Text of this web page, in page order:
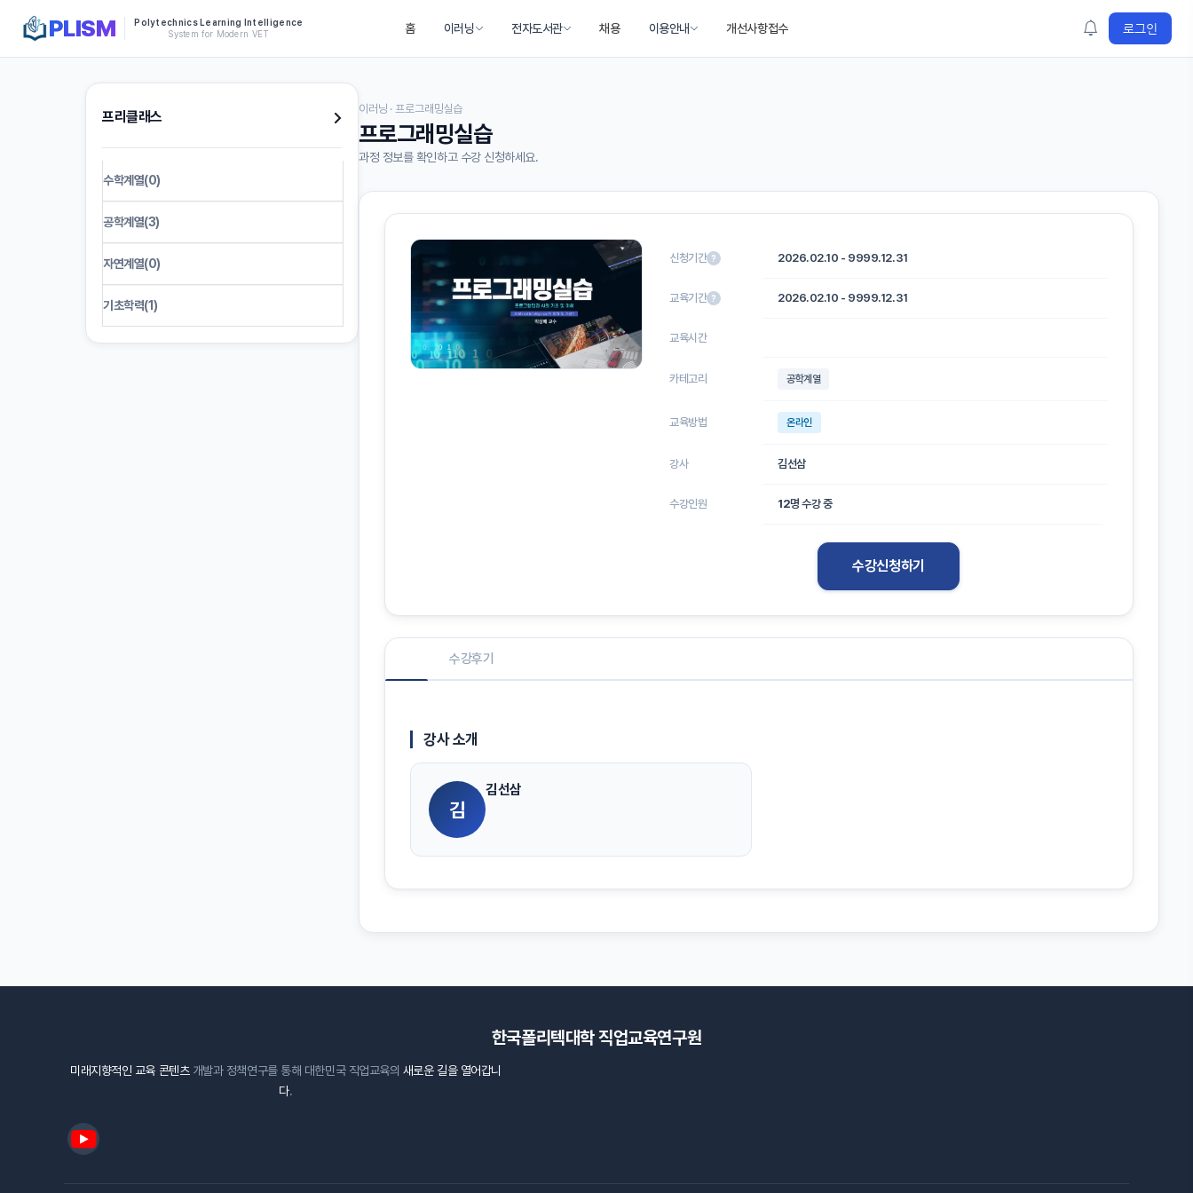
PLISM
Polytechnics Learning Intelligence
System for Modern VET
홈 이러닝 전자도서관 채용 이용안내 개선사항접수 로그인
프리클래스
수학계열(0)
공학계열(3)
자연계열(0)
기초학력(1)
이러닝 · 프로그래밍실습
프로그래밍실습
과정 정보를 확인하고 수강 신청하세요.
신청기간 ? 2026.02.10 - 9999.12.31
교육기간 ? 2026.02.10 - 9999.12.31
교육시간
카테고리 공학계열
교육방법 온라인
강사 김선삼
수강인원 12명 수강 중
수강신청하기
수강후기
강사 소개
김
김선삼
한국폴리텍대학 직업교육연구원
미래지향적인 교육 콘텐츠 개발과 정책연구를 통해 대한민국 직업교육의 새로운 길을 열어갑니
다.